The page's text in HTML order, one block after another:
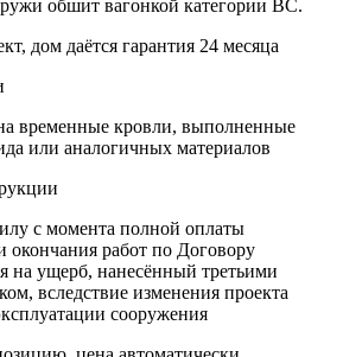
обшит вагонкой категории ВС.
дом даётся гарантия 24 месяца
временные кровли, выполненные
или аналогичных материалов
с момента полной оплаты
окончания работ по Договору
на ущерб, нанесённый третьими
вследствие изменения проекта
сооружения